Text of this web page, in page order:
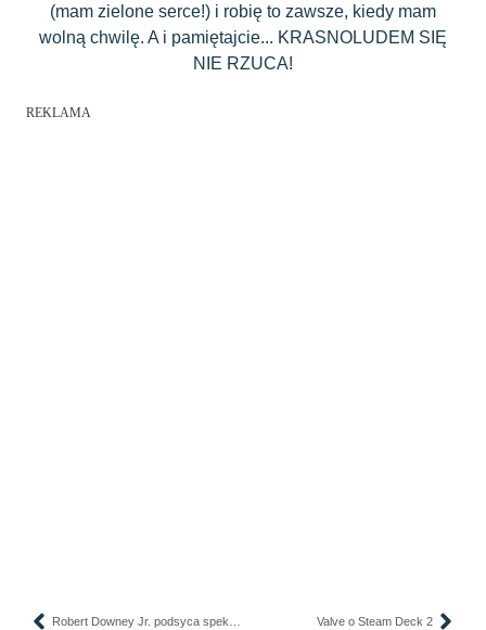
(mam zielone serce!) i robię to zawsze, kiedy mam
wolną chwilę. A i pamiętajcie... KRASNOLUDEM SIĘ
NIE RZUCA!
REKLAMA
Valve o Steam Deck 2